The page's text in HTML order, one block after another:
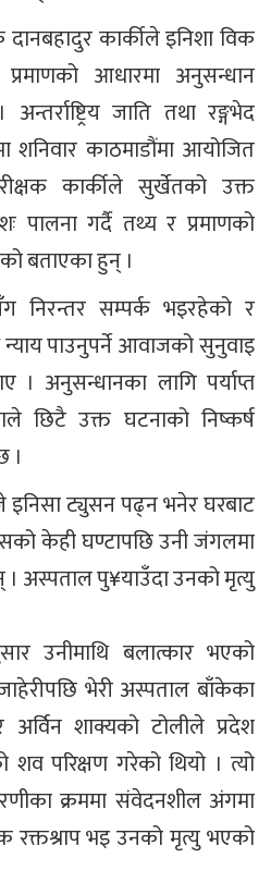
दानबहादुर कार्कीले इनिशा विक
आधारमा अनुसन्धान
जाति तथा रङ्गभेद
काठमाडौंमा आयोजित
कार्कीले सुर्खेतको उक्त
पालना गर्दै तथ्य र प्रमाणको
बताएका हुन् ।
निरन्तर सम्पर्क भइरहेको र
न्याय पाउनुपर्ने आवाजको सुनुवाइ
। अनुसन्धानका लागि पर्याप्त
छिटै उक्त घटनाको निष्कर्ष
।
ट्युसन पढ्न भनेर घरबाट
केही घण्टापछि उनी जंगलमा
अस्पताल पु¥याउँदा उनको मृत्यु
उनीमाथि बलात्कार भएको
भेरी अस्पताल बाँकेका
शाक्यको टोलीले प्रदेश
परिक्षण गरेको थियो । त्यो
क्रममा संवेदनशील अंगमा
रक्तश्राप भइ उनको मृत्यु भएको